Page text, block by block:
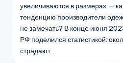
увеличиваются в размерах —
тенденцию производители
не замечать? В конце июня
РФ поделился статистикой:
страдают…